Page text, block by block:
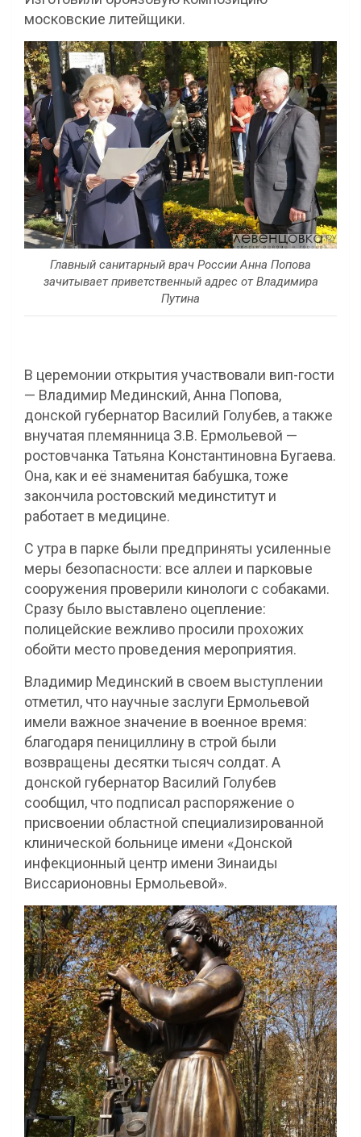
московские литейщики.
Главный санитарный врач России Анна Попова
зачитывает приветственный адрес от Владимира
Путина
В церемонии открытия участвовали вип-гости
— Владимир Мединский, Анна Попова,
донской губернатор Василий Голубев, а также
внучатая племянница З.В. Ермольевой —
ростовчанка Татьяна Константиновна Бугаева.
Она, как и её знаменитая бабушка, тоже
закончила ростовский мединститут и
работает в медицине.
С утра в парке были предприняты усиленные
меры безопасности: все аллеи и парковые
сооружения проверили кинологи с собаками.
Сразу было выставлено оцепление:
полицейские вежливо просили прохожих
обойти место проведения мероприятия.
Владимир Мединский в своем выступлении
отметил, что научные заслуги Ермольевой
имели важное значение в военное время:
благодаря пенициллину в строй были
возвращены десятки тысяч солдат. А
донской губернатор Василий Голубев
сообщил, что подписал распоряжение о
присвоении областной специализированной
клинической больнице имени «Донской
инфекционный центр имени Зинаиды
Виссарионовны Ермольевой».